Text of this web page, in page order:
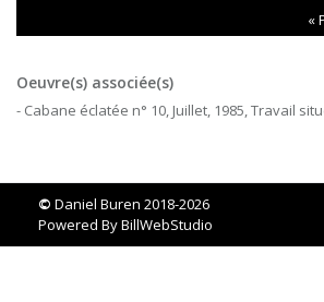
«
Oeuvre(s) associée(s)
- Cabane éclatée n° 10, Juillet, 1985, Travail
© Daniel Buren 2018-2026
Powered ByBillWebStudio